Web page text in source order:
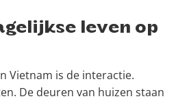
leven op
Vietnam is de interactie.
De deuren van huizen staan